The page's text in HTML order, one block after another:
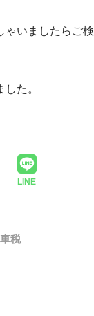
ゃいましたらご検
た。
LINE
税